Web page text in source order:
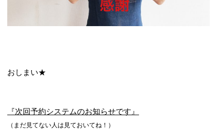
おしまい★
『次回予約システムのお知らせです』
（まだ見てない人は見ておいてね！）